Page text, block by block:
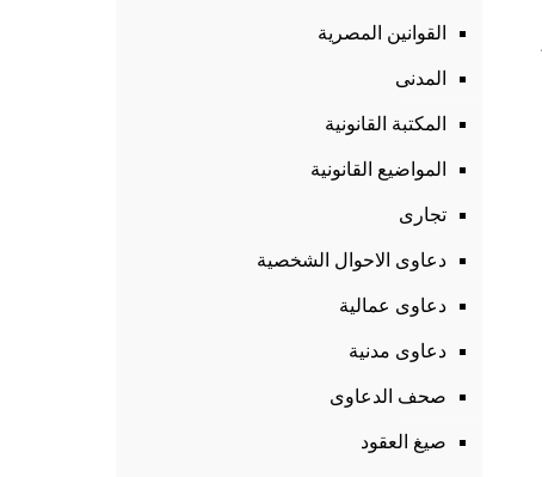
القوانين المصرية
المدنى
المكتبة القانونية
المواضيع القانونية
تجارى
دعاوى الاحوال الشخصية
دعاوى عمالية
دعاوى مدنية
صحف الدعاوى
صيغ العقود